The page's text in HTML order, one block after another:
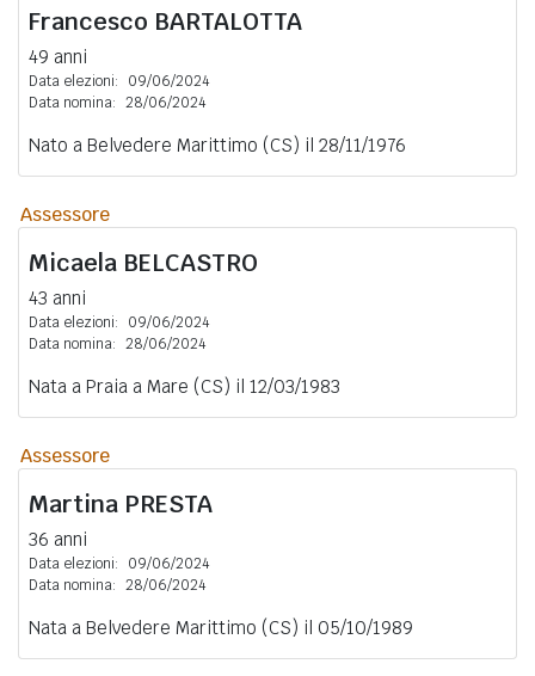
Francesco BARTALOTTA
49 anni
Data elezioni:
09/06/2024
Data nomina: 28/06/2024
Nato a Belvedere Marittimo (CS) il 28/11/1976
Assessore
Micaela BELCASTRO
43 anni
Data elezioni:
09/06/2024
Data nomina: 28/06/2024
Nata a Praia a Mare (CS) il 12/03/1983
Assessore
Martina PRESTA
36 anni
Data elezioni:
09/06/2024
Data nomina: 28/06/2024
Nata a Belvedere Marittimo (CS) il 05/10/1989